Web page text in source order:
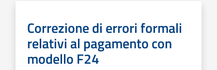
Correzione di errori formali
relativi al pagamento con
modello F24